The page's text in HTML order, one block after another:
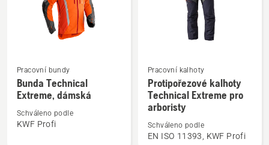
Zobrazit
více
informací
Bunda
Pracovní bundy
Bunda Technical
Extreme, dámská
Schváleno podle
KWF Profi
Zobrazit
více
informací
Protipořezové
kalhoty
Pracovní kalhoty
Protipořezové kalhoty
Technical Extreme pro
arboristy
Schváleno podle
EN ISO 11393, KWF Profi